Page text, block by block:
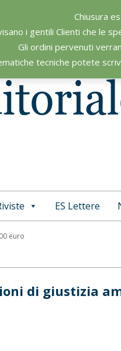
Chiusura
i gentili Clienti che le
Gli ordini pervenuti
tecniche potete
ES Lettere
euro
di giustizia